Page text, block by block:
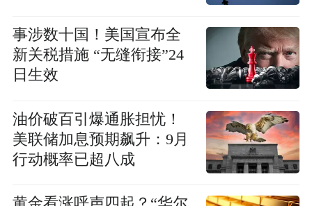
事涉数十国！美国宣布全
新关税措施 “无缝衔接”24
日生效
油价破百引爆通胀担忧！
美联储加息预期飙升：9月
行动概率已超八成